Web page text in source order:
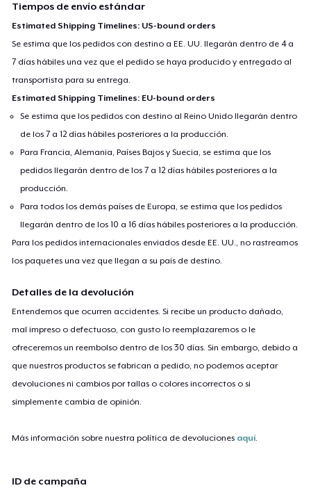
Tiempos de envío estándar
Estimated Shipping Timelines: US-bound orders
Se estima que los pedidos con destino a EE. UU. llegarán dentro de 4 a
7 días hábiles una vez que el pedido se haya producido y entregado al
transportista para su entrega.
Estimated Shipping Timelines: EU-bound orders
Se estima que los pedidos con destino al Reino Unido llegarán dentro
de los 7 a 12 días hábiles posteriores a la producción.
Para Francia, Alemania, Países Bajos y Suecia, se estima que los
pedidos llegarán dentro de los 7 a 12 días hábiles posteriores a la
producción.
Para todos los demás países de Europa, se estima que los pedidos
llegarán dentro de los 10 a 16 días hábiles posteriores a la producción.
Para los pedidos internacionales enviados desde EE. UU., no rastreamos
los paquetes una vez que llegan a su país de destino.
Detalles de la devolución
Entendemos que ocurren accidentes. Si recibe un producto dañado,
mal impreso o defectuoso, con gusto lo reemplazaremos o le
ofreceremos un reembolso dentro de los 30 días. Sin embargo, debido a
que nuestros productos se fabrican a pedido, no podemos aceptar
devoluciones ni cambios por tallas o colores incorrectos o si
simplemente cambia de opinión.
Más información sobre nuestra política de devoluciones aquí.
ID de campaña